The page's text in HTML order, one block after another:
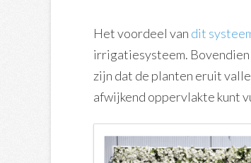
Het voordeel van dit
irrigatiesysteem. Bovendien
zijn dat de planten eruit
afwijkend oppervlakte kunt